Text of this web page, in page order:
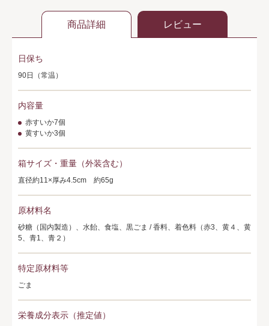
商品詳細 レビュー
日保ち
90日（常温）
内容量
赤すいか7個
黄すいか3個
箱サイズ・重量（外装含む）
直径約11×厚み4.5cm 約65g
原材料名
砂糖（国内製造）、水飴、食塩、黒ごま / 香料、着色料（赤3、黄４、黄
5、青1、青２）
特定原材料等
ごま
栄養成分表示（推定値）